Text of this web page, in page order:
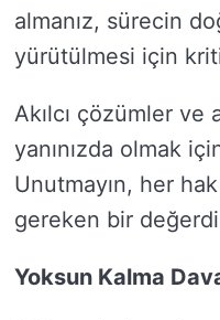
almanız, sürecin
yürütülmesi için
Akılcı çözümler ve
yanınızda olmak
Unutmayın, her
gereken bir
Yoksun Kalma